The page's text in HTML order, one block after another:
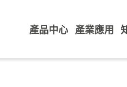
產品中心 產業應用